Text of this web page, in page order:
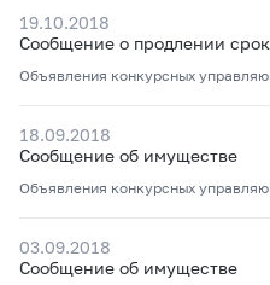
19.10.2018
Сообщение о продлении
Объявления конкурсных
18.09.2018
Сообщение об имуществе
Объявления конкурсных
03.09.2018
Сообщение об имуществе